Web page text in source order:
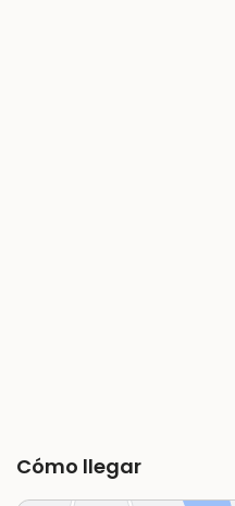
Cómo llegar